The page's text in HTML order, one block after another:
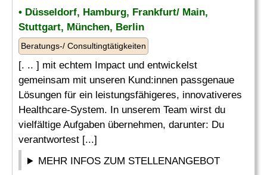
• Düsseldorf, Hamburg, Frankfurt/ Main,
Stuttgart, München, Berlin
Beratungs-/ Consultingtätigkeiten
[. .. ] mit echtem Impact und entwickelst
gemeinsam mit unseren Kund:innen passgenaue
Lösungen für ein leistungsfähigeres, innovativeres
Healthcare-System. In unserem Team wirst du
vielfältige Aufgaben übernehmen, darunter: Du
verantwortest [...]
MEHR INFOS ZUM STELLENANGEBOT